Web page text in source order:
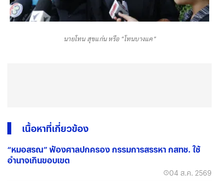
นายโทน สุขแก่น หรือ "โทนบางแค"
เนื้อหาที่เกี่ยวข้อง
“หมอสรณ” ฟ้องศาลปกครอง กรรมการสรรหา กสทช. ใช้
อำนาจเกินขอบเขต
04 ส.ค. 2569